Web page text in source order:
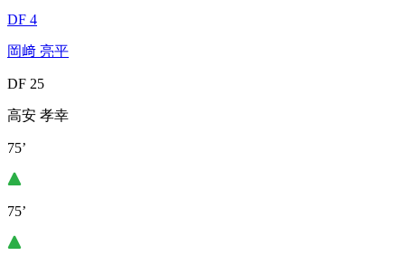
DF 4
岡﨑 亮平
DF 25
高安 孝幸
75’
75’